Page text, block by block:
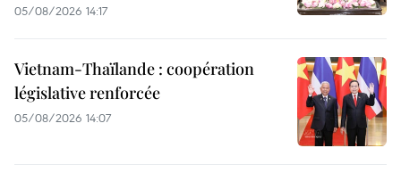
05/08/2026 14:17
Vietnam-Thaïlande : coopération
législative renforcée
05/08/2026 14:07